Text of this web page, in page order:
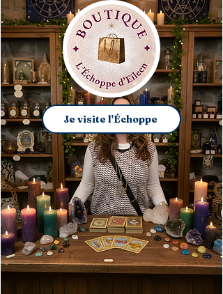
Je visite l'Échoppe